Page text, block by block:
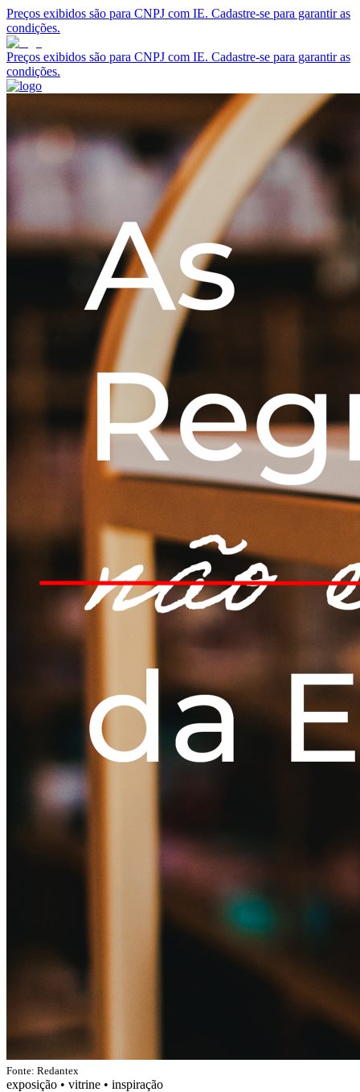
Preços exibidos são para CNPJ com IE. Cadastre-se para garantir as
condições.
Preços exibidos são para CNPJ com IE. Cadastre-se para garantir as
condições.
Fonte: Redantex
exposição • vitrine • inspiração